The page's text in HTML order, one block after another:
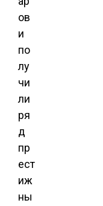
ов
и
по
лу
чи
ли
ря
д
пр
ест
иж
ны